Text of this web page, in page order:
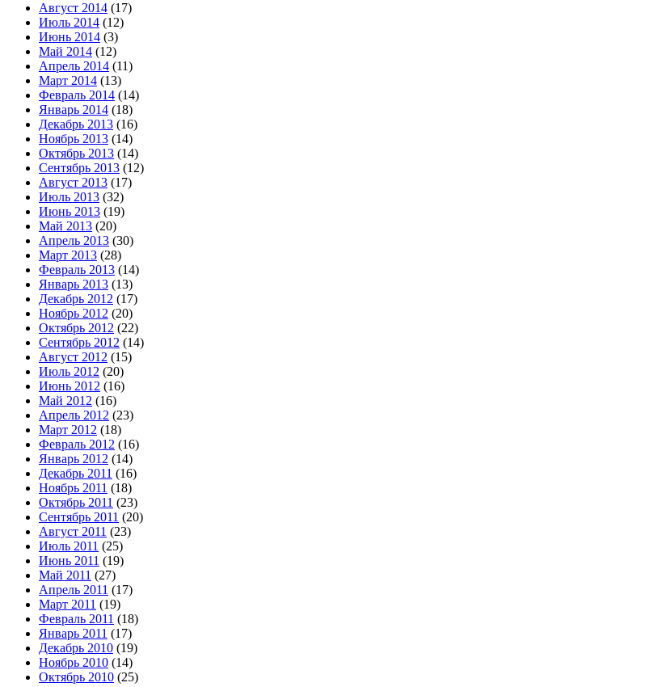
Август 2014 (17)
Июль 2014 (12)
Июнь 2014 (3)
Май 2014 (12)
Апрель 2014 (11)
Март 2014 (13)
Февраль 2014 (14)
Январь 2014 (18)
Декабрь 2013 (16)
Ноябрь 2013 (14)
Октябрь 2013 (14)
Сентябрь 2013 (12)
Август 2013 (17)
Июль 2013 (32)
Июнь 2013 (19)
Май 2013 (20)
Апрель 2013 (30)
Март 2013 (28)
Февраль 2013 (14)
Январь 2013 (13)
Декабрь 2012 (17)
Ноябрь 2012 (20)
Октябрь 2012 (22)
Сентябрь 2012 (14)
Август 2012 (15)
Июль 2012 (20)
Июнь 2012 (16)
Май 2012 (16)
Апрель 2012 (23)
Март 2012 (18)
Февраль 2012 (16)
Январь 2012 (14)
Декабрь 2011 (16)
Ноябрь 2011 (18)
Октябрь 2011 (23)
Сентябрь 2011 (20)
Август 2011 (23)
Июль 2011 (25)
Июнь 2011 (19)
Май 2011 (27)
Апрель 2011 (17)
Март 2011 (19)
Февраль 2011 (18)
Январь 2011 (17)
Декабрь 2010 (19)
Ноябрь 2010 (14)
Октябрь 2010 (25)